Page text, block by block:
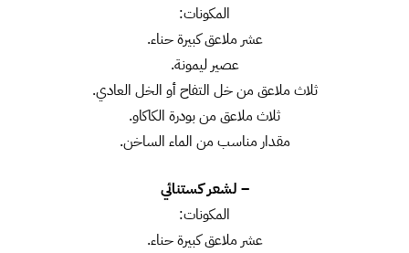
المكونات:
عشر ملاعق كبيرة حناء.
عصير ليمونة.
ثلاث ملاعق من خل التفاح أو الخل العادي.
ثلاث ملاعق من بودرة الكاكاو.
مقدار مناسب من الماء الساخن.
– لشعر كستنائي
المكونات:
عشر ملاعق كبيرة حناء.